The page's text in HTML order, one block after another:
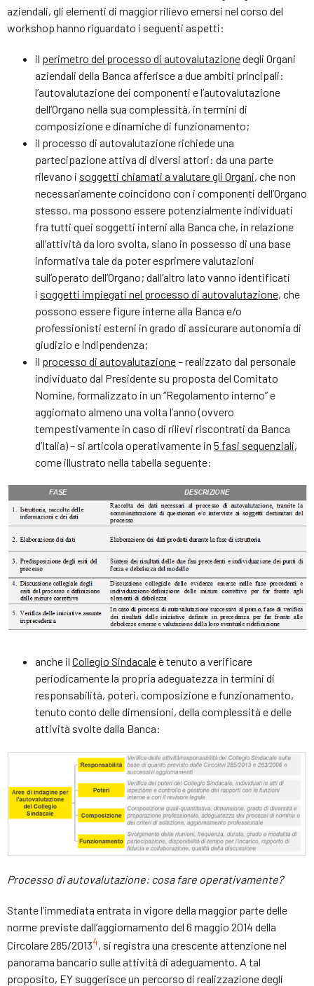
aziendali, gli elementi di maggior rilievo emersi nel corso del
workshop hanno riguardato i seguenti aspetti:
il perimetro del processo di autovalutazionedegli Organi
aziendali della Banca afferisce a due ambiti principali:
l’autovalutazione dei componenti e l’autovalutazione
dell’Organo nella sua complessità, in termini di
composizione e dinamiche di funzionamento;
il processo di autovalutazione richiede una
partecipazione attiva di diversi attori: da una parte
rilevano i soggetti chiamati a valutaregli Organi, che non
necessariamente coincidono con i componenti dell’Organo
stesso, ma possono essere potenzialmente individuati
fra tutti quei soggetti interni alla Banca che, in relazione
all’attività da loro svolta, siano in possesso di una base
informativa tale da poter esprimere valutazioni
sull’operato dell’Organo; dall’altro lato vanno identificati
i soggetti impiegati nel processo di autovalutazione, che
possono essere figure interne alla Banca e/o
professionisti esterni in grado di assicurare autonomia di
giudizio e indipendenza;
il processo di autovalutazione– realizzato dal personale
individuato dal Presidente su proposta del Comitato
Nomine, formalizzato in un “Regolamento interno” e
aggiornato almeno una volta l’anno (ovvero
tempestivamente in caso di rilievi riscontrati da Banca
d’Italia) – si articola operativamente in 5 fasi sequenziali,
come illustrato nella tabella seguente:
anche il Collegio Sindacaleè tenuto a verificare
periodicamente la propria adeguatezza in termini di
responsabilità, poteri, composizione e funzionamento,
tenuto conto delle dimensioni, della complessità e delle
attività svolte dalla Banca:
Processo di autovalutazione: cosa fare operativamente?
Stante l’immediata entrata in vigore della maggior parte delle
norme previste dall’aggiornamento del 6 maggio 2014 della
Circolare 285/20134, si registra una crescente attenzione nel
panorama bancario sulle attività di adeguamento. A tal
proposito, EY suggerisce un percorso di realizzazione degli